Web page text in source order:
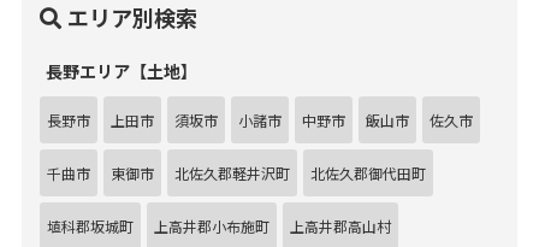
エリア別検索
長野エリア【土地】
長野市 上田市 須坂市 小諸市 中野市 飯山市 佐久市
千曲市 東御市 北佐久郡軽井沢町 北佐久郡御代田町
埴科郡坂城町 上高井郡小布施町 上高井郡高山村